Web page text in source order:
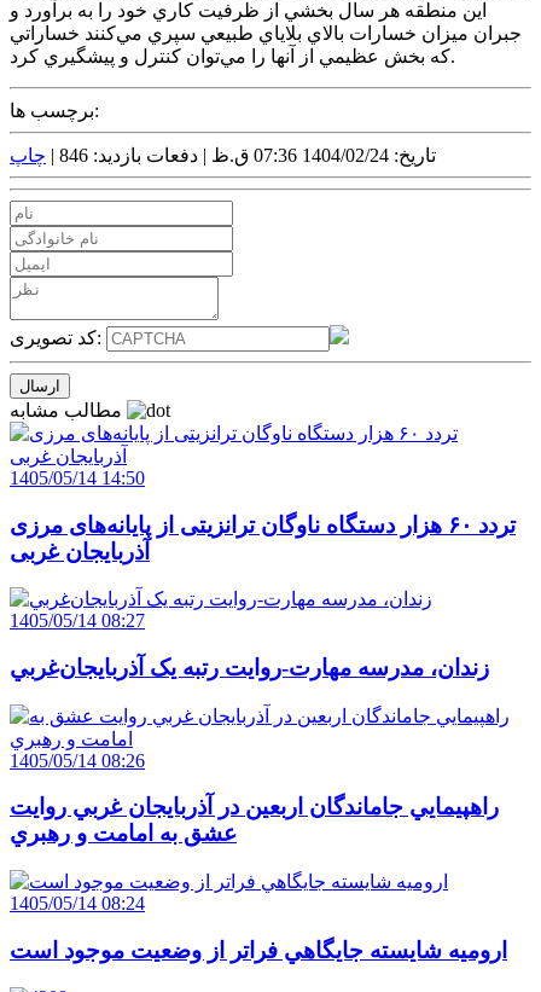
اين منطقه هر سال بخشي از ظرفيت کاري خود را به برآورد و
جبران ميزان خسارات بالاي بلاياي طبيعي سپري مي‌کنند خساراتي
که بخش عظيمي از آنها را مي‌توان کنترل و پيشگيري کرد.
برچسب ها:
تاریخ: 1404/02/24 07:36 ق.ظ | دفعات بازدید: 846 | چاپ
کد تصویری:
1405/05/14 14:50
تردد ۶۰ هزار دستگاه ناوگان ترانزیتی از پایانه‌های مرزی
آذربایجان ‌غربی
1405/05/14 08:27
زندان، مدرسه مهارت-روايت رتبه يک آذربايجان‌غربي
1405/05/14 08:26
راهپيمايي جاماندگان اربعين در آذربايجان غربي روايت
عشق به امامت و رهبري
1405/05/14 08:24
اروميه شايسته جايگاهي فراتر از وضعيت موجود است